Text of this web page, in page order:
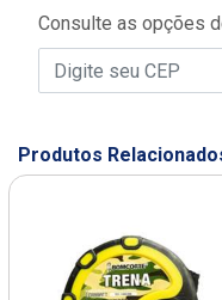
Consulte as opções
Produtos